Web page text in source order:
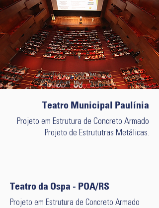
Teatro Municipal Paulínia
Projeto em Estrutura de Concreto Armado
Projeto de Estrututras Metálicas.
Teatro da Ospa - POA/RS
Projeto em Estrutura de Concreto Armado